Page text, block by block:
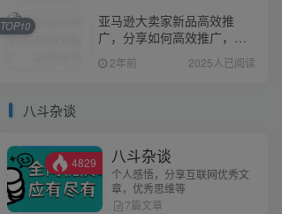
亚马逊大卖家新品高效推
广，分享如何高效推广，打
造百万美金爆款单品
2年前 2025人已阅读
TOP10
八斗杂谈
4829 八斗杂谈
个人感悟，分享互联网优秀文
章，优秀思维等
7篇文章